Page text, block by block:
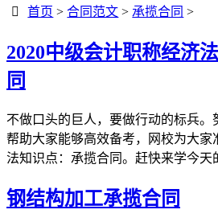
首页 >合同范文 > 承揽合同 >
2020中级会计职称经济
同
不做口头的巨人，要做行动的标兵。
帮助大家能够高效备考，网校为大家
法知识点：承揽合同。赶快来学今天
钢结构加工承揽合同